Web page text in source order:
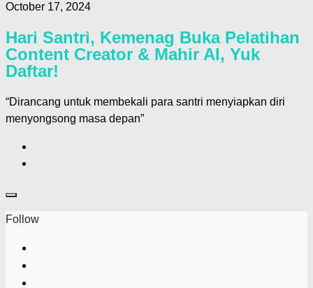
October 17, 2024
Hari Santri, Kemenag Buka Pelatihan
Content Creator & Mahir AI, Yuk
Daftar!
“Dirancang untuk membekali para santri menyiapkan diri
menyongsong masa depan”
Follow